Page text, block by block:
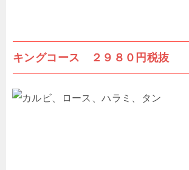
キングコース ２９８０円税抜